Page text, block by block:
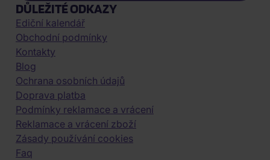
DŮLEŽITÉ ODKAZY
Ediční kalendář
Obchodní podmínky
Kontakty
Blog
Ochrana osobních údajů
Doprava platba
Podmínky reklamace a vrácení
Reklamace a vrácení zboží
Zásady používání cookies
Faq